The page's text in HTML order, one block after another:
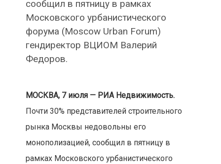
сообщил в пятницу в рамках
Московского урбанистического
форума (Moscow Urban Forum)
гендиректор ВЦИОМ Валерий
Федоров.
МОСКВА, 7 июля — РИА Недвижимость.
Почти 30% представителей строительного
рынка Москвы недовольны его
монополизацией, сообщил в пятницу в
рамках Московского урбанистического